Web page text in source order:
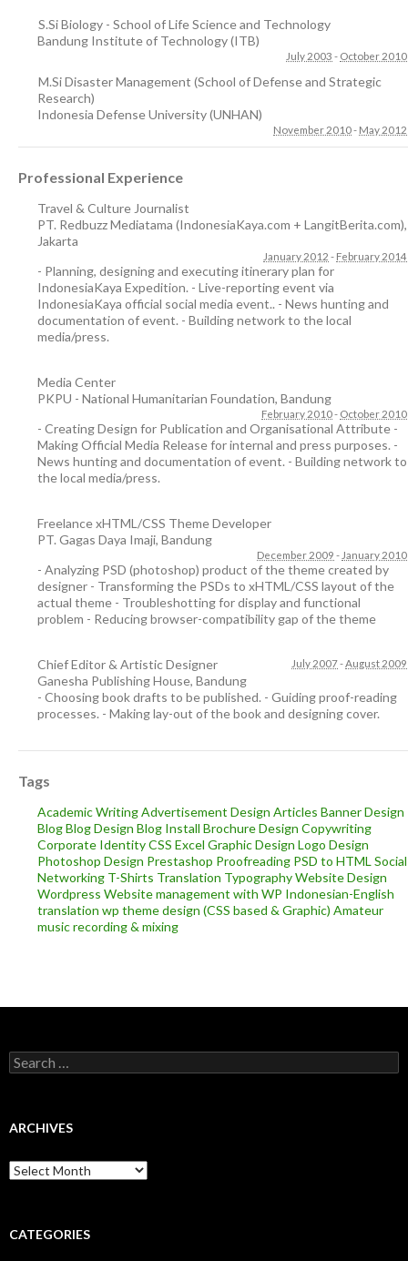
S.Si Biology - School of Life Science and Technology
Bandung Institute of Technology (ITB)
July 2003 - October 2010
M.Si Disaster Management (School of Defense and Strategic
Research)
Indonesia Defense University (UNHAN)
November 2010- May 2012
Professional Experience
Travel & Culture Journalist
PT. Redbuzz Mediatama (IndonesiaKaya.com + LangitBerita.com),
Jakarta
January 2012 - February 2014
- Planning, designing and executing itinerary plan for
IndonesiaKaya Expedition. - Live-reporting event via
IndonesiaKaya official social media event.. - News hunting and
documentation of event. - Building network to the local
media/press.
Media Center
PKPU - National Humanitarian Foundation, Bandung
February 2010- October 2010
- Creating Design for Publication and Organisational Attribute -
Making Official Media Release for internal and press purposes. -
News hunting and documentation of event. - Building network to
the local media/press.
Freelance xHTML/CSS Theme Developer
PT. Gagas Daya Imaji, Bandung
December 2009 - January 2010
- Analyzing PSD (photoshop) product of the theme created by
designer - Transforming the PSDs to xHTML/CSS layout of the
actual theme - Troubleshotting for display and functional
problem - Reducing browser-compatibility gap of the theme
Chief Editor & Artistic Designer
Ganesha Publishing House, Bandung
July 2007-August 2009
- Choosing book drafts to be published. - Guiding proof-reading
processes. - Making lay-out of the book and designing cover.
Tags
Academic WritingAdvertisement Design Articles Banner Design
BlogBlog Design Blog Install Brochure Design Copywriting
Corporate IdentityCSS Excel Graphic Design Logo Design
Photoshop Design Prestashop Proofreading PSD to HTML Social
Networking T-Shirts Translation TypographyWebsite Design
Wordpress Website management with WP Indonesian-English
translation wp theme design (CSS based & Graphic) Amateur
music recording & mixing
Search
for:
ARCHIVES
Archives
CATEGORIES